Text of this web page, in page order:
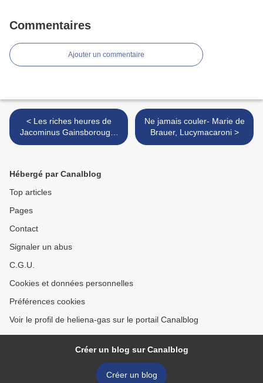
Commentaires
Ajouter un commentaire
< Les riches heures de
Jacominus Gainsborough-
Rebecca Dautremer
Ne jamais couler- Marie de
Brauer, Lucymacaroni >
Hébergé par Canalblog
Top articles
Pages
Contact
Signaler un abus
C.G.U.
Cookies et données personnelles
Préférences cookies
Voir le profil de heliena-gas sur le portail Canalblog
Créer un blog sur Canalblog
Créer un blog